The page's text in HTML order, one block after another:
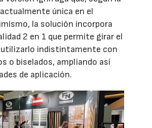
única en el
la solución incorpora
2 en 1 que permite girar el
utilizarlo indistintamente con
o biselados, ampliando así
de aplicación.